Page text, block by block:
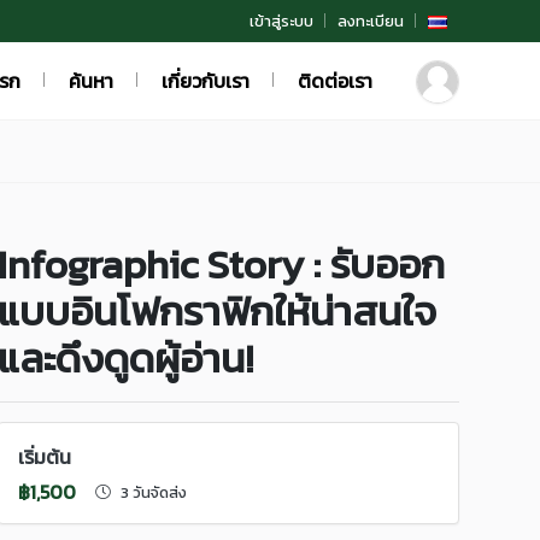
เข้าสู่ระบบ ลงทะเบียน
ก ค้นหา เกี่ยวกับเรา ติดต่อเรา
Story : รับออก
บบอินโฟกราฟิกให้น่าสนใจ
ละดึงดูดผู้อ่าน!
เริ่มต้น
฿1,500
3 วันจัดส่ง